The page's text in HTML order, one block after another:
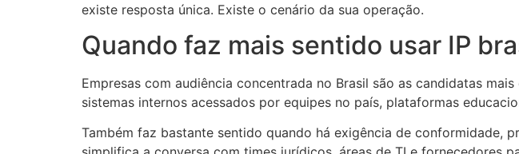
existe resposta única. Existe o cenário da sua operação.
Quando faz mais sentido usar IP
Empresas com audiência concentrada no Brasil são as candidatas
sistemas internos acessados por equipes no país, plataformas
Também faz bastante sentido quando há exigência de conformidade,